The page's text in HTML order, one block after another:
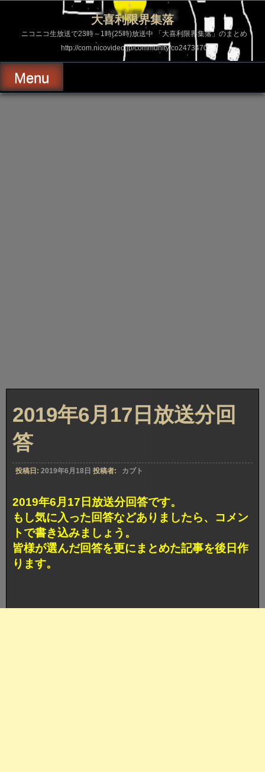
ス
ッ
プ
大喜利限界集落
ニコニコ生放送で23時～1時(25時)放送中 「大喜利限界集落」のまとめ
http://com.nicovideo.jp/community/co2473470
Menu
2019年6月17日放送分回
答
投稿日: 2019年6月18日 投稿者: カブト
2019年6月17日放送分回答です。
もし気に入った回答などありましたら、コメン
トで書き込みましょう。
皆様が選んだ回答を更にまとめた記事を後日作
ります。